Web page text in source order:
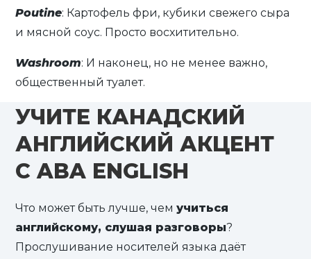
Poutine: Картофель фри, кубики свежего сыра
и мясной соус. Просто восхитительно.
Washroom: И наконец, но не менее важно,
общественный туалет.
УЧИТЕ КАНАДСКИЙ
АНГЛИЙСКИЙ АКЦЕНТ
С ABA ENGLISH
Что может быть лучше, чемучиться
английскому, слушая разговоры?
Прослушивание носителей языка даёт